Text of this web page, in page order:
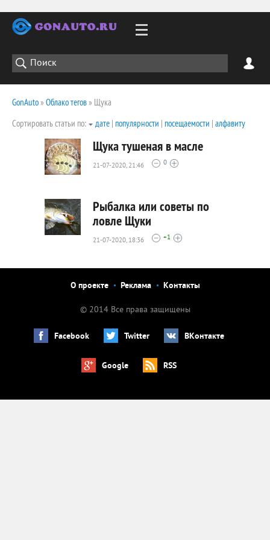
GonAuto» Облако тегов» Щука
Сортировать статьи по:
дате | популярности | посещаемости | алфавиту
Щука тушеная в масле
21-07-2020, 21:46 0
Рыбалка или советы по
ловле Щуки
21-07-2020, 18:36 +1
О проекте Реклама Контакты
© 2014 Все права защищены
Facebook Twitter ВКонтакте
Google RSS